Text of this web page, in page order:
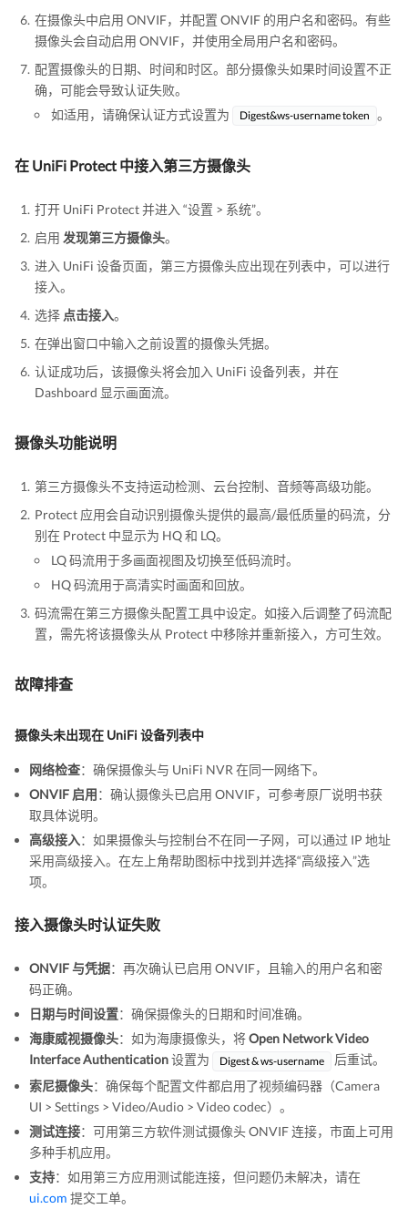
在摄像头中启用 ONVIF，并配置 ONVIF 的用户名和密码。有些
摄像头会自动启用 ONVIF，并使用全局用户名和密码。
配置摄像头的日期、时间和时区。部分摄像头如果时间设置不正
确，可能会导致认证失败。
如适用，请确保认证方式设置为
Digest&ws-username token 。
在 UniFi Protect 中接入第三方摄像头
打开 UniFi Protect 并进入 “设置 > 系统”。
启用 发现第三方摄像头。
进入 UniFi 设备页面，第三方摄像头应出现在列表中，可以进行
接入。
选择 点击接入。
在弹出窗口中输入之前设置的摄像头凭据。
认证成功后，该摄像头将会加入 UniFi 设备列表，并在
Dashboard 显示画面流。
摄像头功能说明
第三方摄像头不支持运动检测、云台控制、音频等高级功能。
Protect 应用会自动识别摄像头提供的最高/最低质量的码流，分
别在 Protect 中显示为 HQ 和 LQ。
LQ 码流用于多画面视图及切换至低码流时。
HQ 码流用于高清实时画面和回放。
码流需在第三方摄像头配置工具中设定。如接入后调整了码流配
置，需先将该摄像头从 Protect 中移除并重新接入，方可生效。
故障排查
摄像头未出现在 UniFi 设备列表中
网络检查：确保摄像头与 UniFi NVR 在同一网络下。
ONVIF 启用 ：确认摄像头已启用 ONVIF，可参考原厂说明书获
取具体说明。
高级接入：如果摄像头与控制台不在同一子网，可以通过 IP 地址
采用高级接入。在左上角帮助图标中找到并选择“高级接入”选
项。
接入摄像头时认证失败
ONVIF 与凭据：再次确认已启用 ONVIF，且输入的用户名和密
码正确。
日期与时间设置：确保摄像头的日期和时间准确。
海康威视摄像头：如为海康摄像头，将Open Network Video
Interface Authentication设置为 Digest & ws-username
后重试。
索尼摄像头：确保每个配置文件都启用了视频编码器（Camera
UI > Settings > Video/Audio > Video codec）。
测试连接：可用第三方软件测试摄像头 ONVIF 连接，市面上可用
多种手机应用。
支持：如用第三方应用测试能连接，但问题仍未解决，请在
ui.com 提交工单。